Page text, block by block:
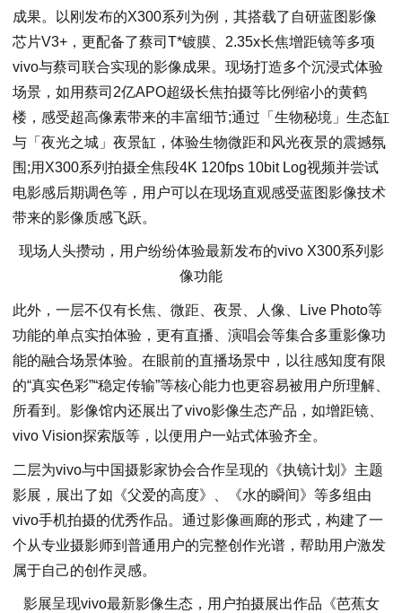
成果。以刚发布的X300系列为例，其搭载了自研蓝图影像
芯片V3+，更配备了蔡司T*镀膜、2.35x长焦增距镜等多项
vivo与蔡司联合实现的影像成果。现场打造多个沉浸式体验
场景，如用蔡司2亿APO超级长焦拍摄等比例缩小的黄鹤
楼，感受超高像素带来的丰富细节;通过「生物秘境」生态缸
与「夜光之城」夜景缸，体验生物微距和风光夜景的震撼氛
围;用X300系列拍摄全焦段4K 120fps 10bit Log视频并尝试
电影感后期调色等，用户可以在现场直观感受蓝图影像技术
带来的影像质感飞跃。
现场人头攒动，用户纷纷体验最新发布的vivo X300系列影
像功能
此外，一层不仅有长焦、微距、夜景、人像、Live Photo等
功能的单点实拍体验，更有直播、演唱会等集合多重影像功
能的融合场景体验。在眼前的直播场景中，以往感知度有限
的“真实色彩”“稳定传输”等核心能力也更容易被用户所理解、
所看到。影像馆内还展出了vivo影像生态产品，如增距镜、
vivo Vision探索版等，以便用户一站式体验齐全。
二层为vivo与中国摄影家协会合作呈现的《执镜计划》主题
影展，展出了如《父爱的高度》、《水的瞬间》等多组由
vivo手机拍摄的优秀作品。通过影像画廊的形式，构建了一
个从专业摄影师到普通用户的完整创作光谱，帮助用户激发
属于自己的创作灵感。
影展呈现vivo最新影像生态，用户拍摄展出作品《芭蕉女